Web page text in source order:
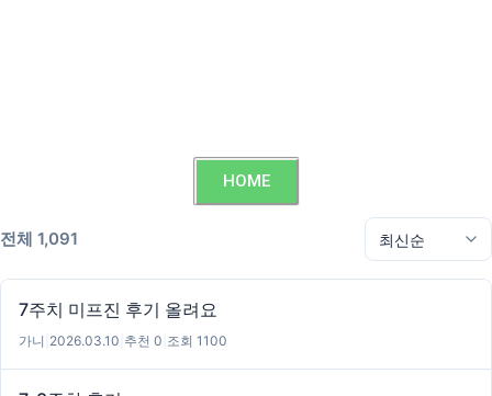
HOME
전체 1,091
7주치 미프진 후기 올려요
가니 2026.03.10 추천 0 조회 1100